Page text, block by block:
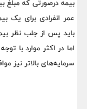
بیمه درصورتی که مبلغ
باید پس از جلب نظر
اما در اکثر موارد با
سرمایه‌های بالاتر نیز